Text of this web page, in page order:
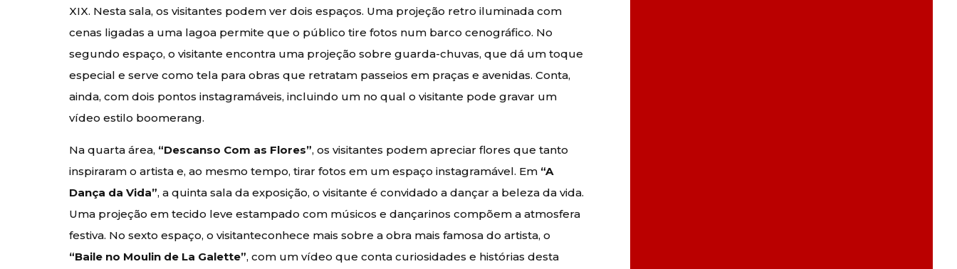
XIX. Nesta sala, os visitantes podem ver dois espaços. Uma projeção retro iluminada com
cenas ligadas a uma lagoa permite que o público tire fotos num barco cenográfico. No
segundo espaço, o visitante encontra uma projeção sobre guarda-chuvas, que dá um toque
especial e serve como tela para obras que retratam passeios em praças e avenidas. Conta,
ainda, com dois pontos instagramáveis, incluindo um no qual o visitante pode gravar um
vídeo estilo boomerang.
Na quarta área, “Descanso Com as Flores”, os visitantes podem apreciar flores que tanto
inspiraram o artista e, ao mesmo tempo, tirar fotos em um espaço instagramável. Em “A
Dança da Vida”, a quinta sala da exposição, o visitante é convidado a dançar a beleza da vida.
Uma projeção em tecido leve estampado com músicos e dançarinos compõem a atmosfera
festiva. No sexto espaço, o visitanteconhece mais sobre a obra mais famosa do artista, o
“Baile no Moulin de La Galette”, com um vídeo que conta curiosidades e histórias desta